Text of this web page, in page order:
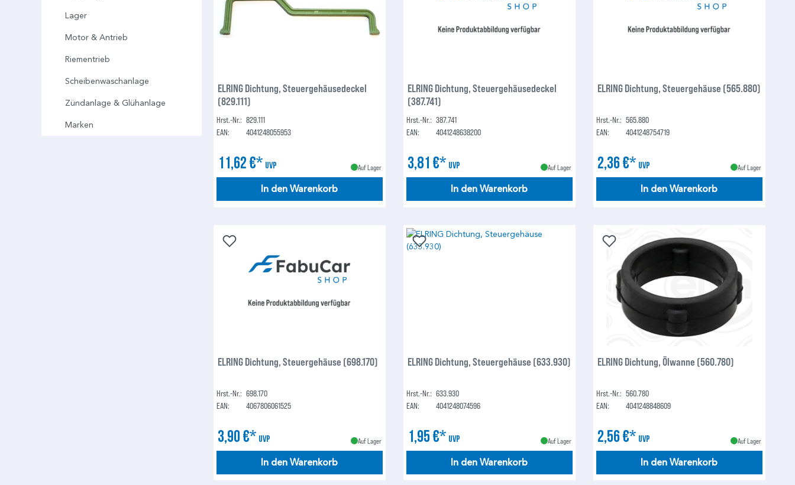
Lager
Motor & Antrieb
Riementrieb
Scheibenwaschanlage
Zündanlage & Glühanlage
Marken
ELRING Dichtung, Steuergehäusedeckel
(829.111)
Hrst.-Nr.: 829.111
EAN:
4041248055953
11,62 €* UVP Auf Lager
In den Warenkorb
ELRING Dichtung, Steuergehäusedeckel
(387.741)
Hrst.-Nr.: 387.741
EAN:
4041248638200
3,81 €* UVP Auf Lager
In den Warenkorb
ELRING Dichtung, Steuergehäuse (565.880)
Hrst.-Nr.: 565.880
EAN:
4041248754719
2,36 €* UVP Auf Lager
In den Warenkorb
ELRING Dichtung, Steuergehäuse (698.170)
Hrst.-Nr.: 698.170
EAN:
4067806061525
3,90 €* UVP Auf Lager
In den Warenkorb
ELRING Dichtung, Steuergehäuse (633.930)
Hrst.-Nr.: 633.930
EAN:
4041248074596
1,95 €* UVP Auf Lager
In den Warenkorb
ELRING Dichtung, Ölwanne (560.780)
Hrst.-Nr.: 560.780
EAN:
4041248848609
2,56 €* UVP Auf Lager
In den Warenkorb